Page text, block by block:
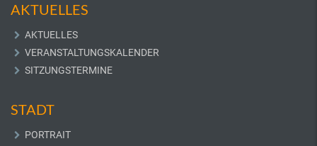
AKTUELLES
AKTUELLES
VERANSTALTUNGSKALENDER
SITZUNGSTERMINE
STADT
PORTRAIT